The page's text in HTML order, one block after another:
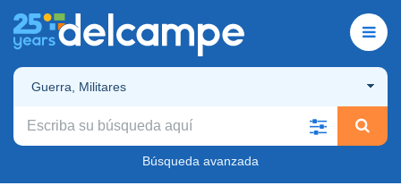
Guerra, Militares
Búsqueda avanzada